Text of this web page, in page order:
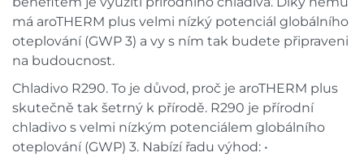
má aroTHERM plus velmi nízký potenciál globálního
oteplování (GWP 3) a vy s ním tak budete připraveni
na budoucnost.
Chladivo R290. To je důvod, proč je aroTHERM plus
skutečně tak šetrný k přírodě. R290 je přírodní
chladivo s velmi nízkým potenciálem globálního
oteplování (GWP) 3. Nabízí řadu výhod: •